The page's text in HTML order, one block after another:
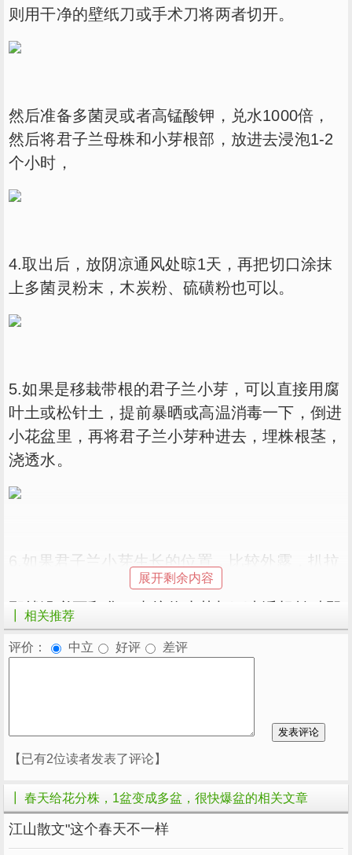
则用干净的壁纸刀或手术刀将两者切开。
然后准备多菌灵或者高锰酸钾，兑水1000倍，
然后将君子兰母株和小芽根部，放进去浸泡1-2
个小时，
4.取出后，放阴凉通风处晾1天，再把切口涂抹
上多菌灵粉末，木炭粉、硫磺粉也可以。
5.如果是移栽带根的君子兰小芽，可以直接用腐
叶土或松针土，提前暴晒或高温消毒一下，倒进
小花盆里，再将君子兰小芽种进去，埋株根茎，
浇透水。
6.如果君子兰小芽生长的位置，比较外露，扒拉
开它附近的土壤，能看到它长在母株上的位置，
那就没必要翻盆，直接将小芽切下来诱根繁殖即
可。
7.切下来的君子兰小芽如果不带根，可以用干净
的河沙，喷湿后，将小芽种进去诱根，等根系长
展开剩余内容
┃ 相关推荐
评价： 中立 好评 差评
【已有2位读者发表了评论】
┃ 春天给花分株，1盆变成多盆，很快爆盆的相关文章
江山散文"这个春天不一样